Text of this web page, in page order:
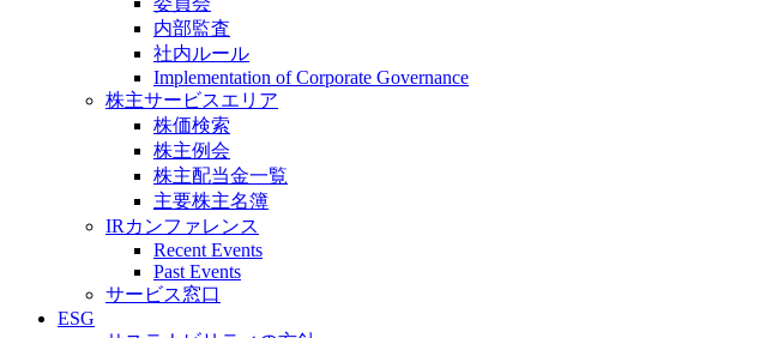
内部監査
社内ルール
Implementation of Corporate Governance
株主サービスエリア
株価検索
株主例会
株主配当金一覧
主要株主名簿
IRカンファレンス
Recent Events
Past Events
サービス窓口
ESG